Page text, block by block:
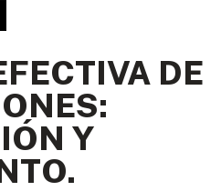
DE
Y